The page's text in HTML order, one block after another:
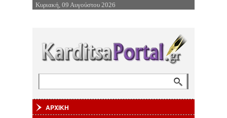
Επιστροφή στην Πλοήγηση
Κυριακή, 09 Αυγούστου 2026
ΑΡΧΙΚΗ